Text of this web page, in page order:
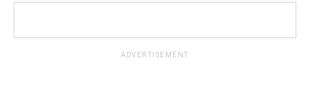
ADVERTISEMENT